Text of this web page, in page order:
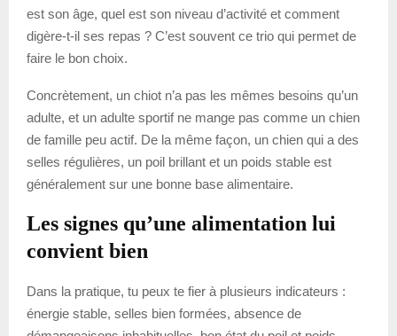
est son âge, quel est son niveau d’activité et comment
digère-t-il ses repas ? C’est souvent ce trio qui permet de
faire le bon choix.
Concrètement, un chiot n’a pas les mêmes besoins qu’un
adulte, et un adulte sportif ne mange pas comme un chien
de famille peu actif. De la même façon, un chien qui a des
selles régulières, un poil brillant et un poids stable est
généralement sur une bonne base alimentaire.
Les signes qu’une alimentation lui
convient bien
Dans la pratique, tu peux te fier à plusieurs indicateurs :
énergie stable, selles bien formées, absence de